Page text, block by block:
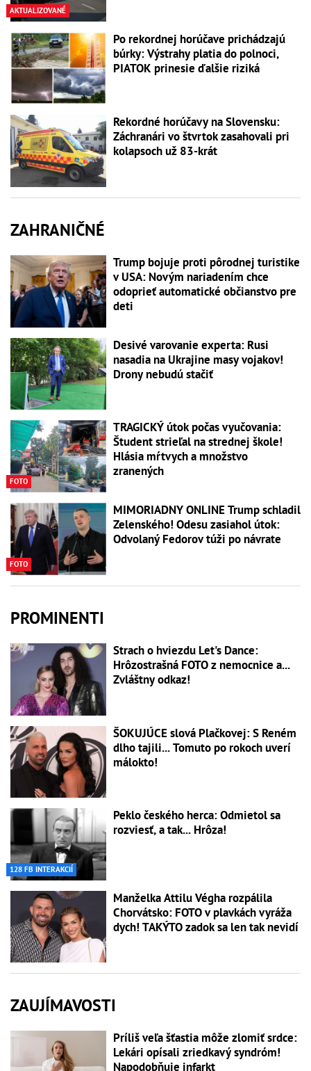
AKTUALIZOVANÉ
Po rekordnej horúčave prichádzajú
búrky: Výstrahy platia do polnoci,
PIATOK prinesie ďalšie riziká
Rekordné horúčavy na Slovensku:
Záchranári vo štvrtok zasahovali pri
kolapsoch už 83-krát
ZAHRANIČNÉ
Trump bojuje proti pôrodnej turistike
v USA: Novým nariadením chce
odoprieť automatické občianstvo pre
deti
Desivé varovanie experta: Rusi
nasadia na Ukrajine masy vojakov!
Drony nebudú stačiť
FOTO
TRAGICKÝ útok počas vyučovania:
Študent strieľal na strednej škole!
Hlásia mŕtvych a množstvo
zranených
FOTO
MIMORIADNY ONLINE Trump schladil
Zelenského! Odesu zasiahol útok:
Odvolaný Fedorov túži po návrate
PROMINENTI
Strach o hviezdu Let's Dance:
Hrôzostrašná FOTO z nemocnice a...
Zvláštny odkaz!
ŠOKUJÚCE slová Plačkovej: S Reném
dlho tajili... Tomuto po rokoch uverí
málokto!
128 FB INTERAKCIÍ
Peklo českého herca: Odmietol sa
rozviesť, a tak... Hrôza!
Manželka Attilu Végha rozpálila
Chorvátsko: FOTO v plavkách vyráža
dych! TAKÝTO zadok sa len tak nevidí
ZAUJÍMAVOSTI
Príliš veľa šťastia môže zlomiť srdce:
Lekári opísali zriedkavý syndróm!
Napodobňuje infarkt